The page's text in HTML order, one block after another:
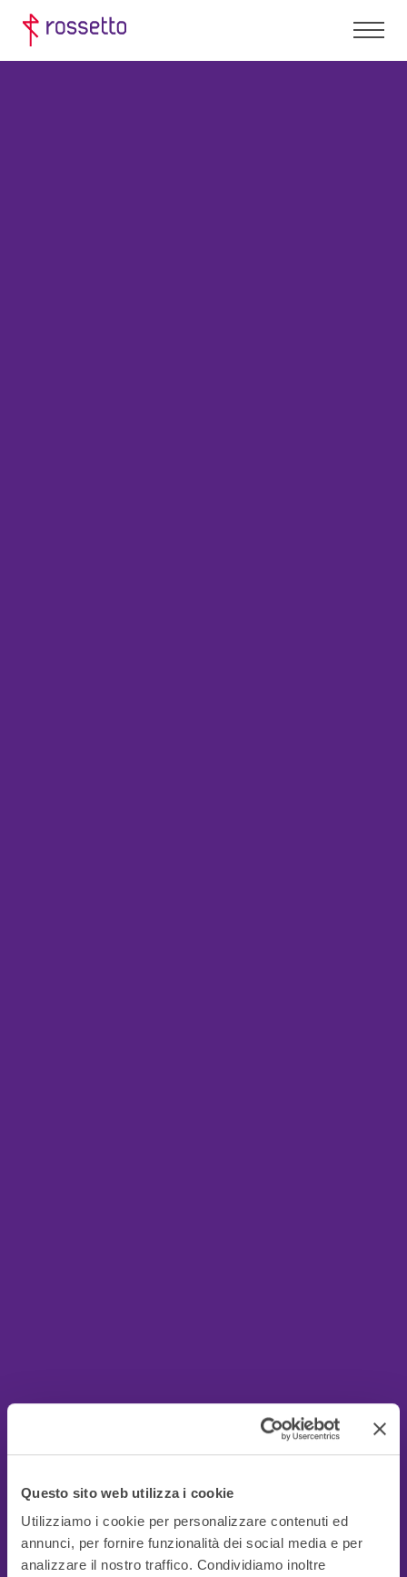
Questo sito web utilizza i cookie
Utilizziamo i cookie per personalizzare contenuti ed
annunci, per fornire funzionalità dei social media e per
analizzare il nostro traffico. Condividiamo inoltre